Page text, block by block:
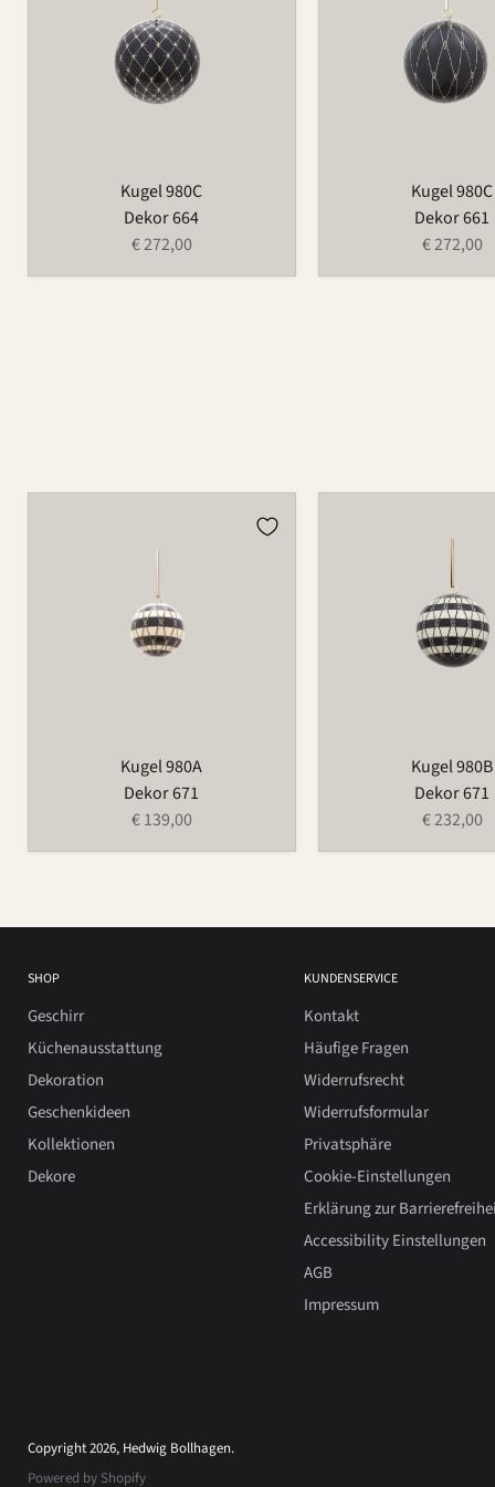
Kugel 980C
Dekor 664
€ 272,00
Kugel 980C
Dekor 661
€ 272,00
Kugel 980A
Dekor 671
€ 139,00
Kugel 980B
Dekor 671
€ 232,00
SHOP
Geschirr
Küchenausstattung
Dekoration
Geschenkideen
Kollektionen
Dekore
KUNDENSERVICE
Kontakt
Häufige Fragen
Widerrufsrecht
Widerrufsformular
Privatsphäre
Cookie-Einstellungen
Erklärung zur
Accessibility Einstellungen
AGB
Impressum
Copyright 2026, Hedwig Bollhagen.
Powered by Shopify